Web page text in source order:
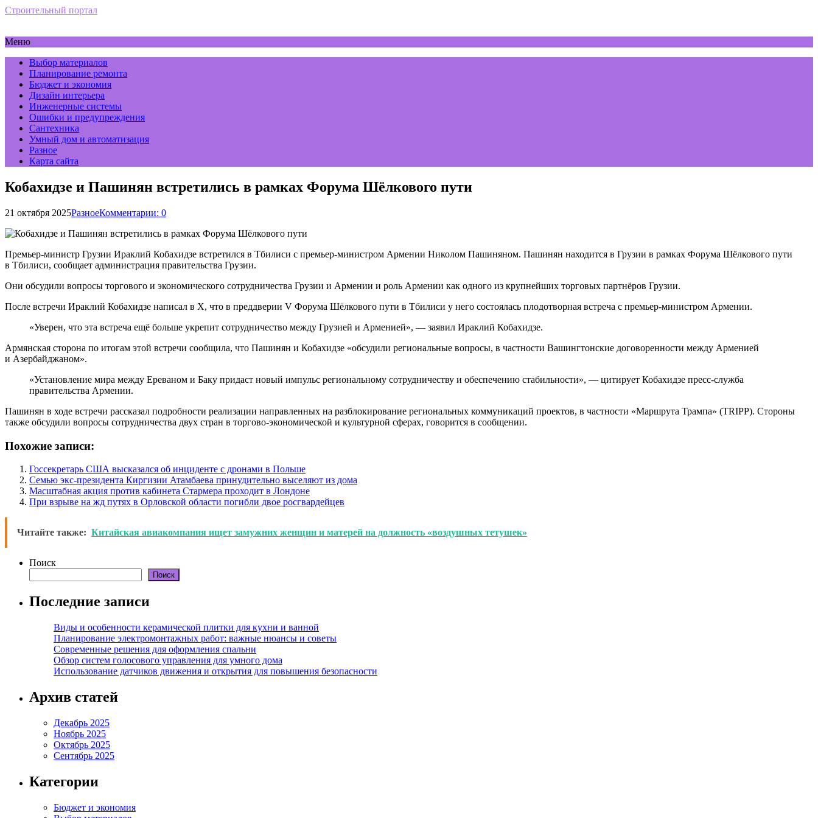
Строительный портал
Меню
Выбор материалов
Планирование ремонта
Бюджет и экономия
Дизайн интерьера
Инженерные системы
Ошибки и предупреждения
Сантехника
Умный дом и автоматизация
Разное
Карта сайта
Кобахидзе и Пашинян встретились в рамках Форума Шёлкового пути
21 октября 2025РазноеКомментарии: 0
Премьер-министр Грузии Ираклий Кобахидзе встретился в Тбилиси с премьер-министром Армении Николом Пашиняном. Пашинян находится в Грузии в рамках Форума Шёлкового пути
в Тбилиси, сообщает администрация правительства Грузии.
Они обсудили вопросы торгового и экономического сотрудничества Грузии и Армении и роль Армении как одного из крупнейших торговых партнёров Грузии.
После встречи Ираклий Кобахидзе написал в X, что в преддверии V Форума Шёлкового пути в Тбилиси у него состоялась плодотворная встреча с премьер-министром Армении.
«Уверен, что эта встреча ещё больше укрепит сотрудничество между Грузией и Арменией», — заявил Ираклий Кобахидзе.
Армянская сторона по итогам этой встречи сообщила, что Пашинян и Кобахидзе «обсудили региональные вопросы, в частности Вашингтонские договоренности между Арменией
и Азербайджаном».
«Установление мира между Ереваном и Баку придаст новый импульс региональному сотрудничеству и обеспечению стабильности», — цитирует Кобахидзе пресс-служба
правительства Армении.
Пашинян в ходе встречи рассказал подробности реализации направленных на разблокирование региональных коммуникаций проектов, в частности «Маршрута Трампа» (TRIPP). Стороны
также обсудили вопросы сотрудничества двух стран в торгово-экономической и культурной сферах, говорится в сообщении.
Похожие записи:
Госсекретарь США высказался об инциденте с дронами в Польше
Семью экс-президента Киргизии Атамбаева принудительно выселяют из дома
Масштабная акция против кабинета Стармера проходит в Лондоне
При взрыве на жд путях в Орловской области погибли двое росгвардейцев
Читайте также: Китайская авиакомпания ищет замужних женщин и матерей на должность «воздушных тетушек»
Поиск
Поиск
Последние записи
Виды и особенности керамической плитки для кухни и ванной
Планирование электромонтажных работ: важные нюансы и советы
Современные решения для оформления спальни
Обзор систем голосового управления для умного дома
Использование датчиков движения и открытия для повышения безопасности
Архив статей
Декабрь 2025
Ноябрь 2025
Октябрь 2025
Сентябрь 2025
Категории
Бюджет и экономия